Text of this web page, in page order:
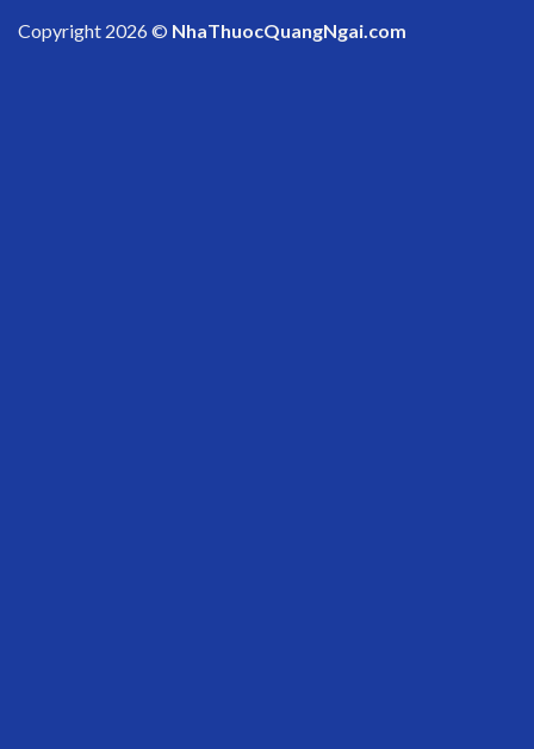
Copyright 2026 © NhaThuocQuangNgai.com